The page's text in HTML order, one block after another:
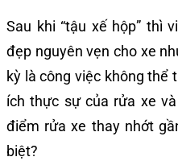
Sau khi “tậu xế hộp” thì
đẹp nguyên vẹn cho xe
kỳ là công việc không thể
ích thực sự của rửa xe
điểm rửa xe thay nhớt
biệt?